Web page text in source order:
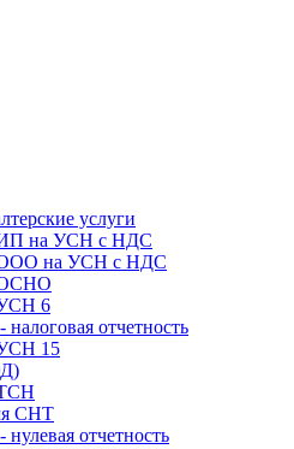
услуги
ИП на УСН с НДС
ООО на УСН с НДС
ОСНО
УСН 6
налоговая отчетность
УСН 15
ТСН
СНТ
нулевая отчетность